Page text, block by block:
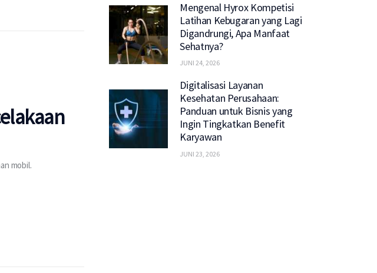
mobil.
Mengenal Hyrox Kompetisi
Latihan Kebugaran yang Lagi
Digandrungi, Apa Manfaat
Sehatnya?
JUNI 24, 2026
Digitalisasi Layanan
Kesehatan Perusahaan:
Panduan untuk Bisnis yang
Ingin Tingkatkan Benefit
Karyawan
JUNI 23, 2026